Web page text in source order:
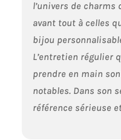
l’univers de charms
avant tout à celles
bijou
L’entretien régulier
prendre en main
notables. Dans son
référence sérieuse